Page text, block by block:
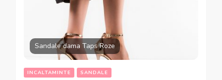
Sandale dama Taps Roze
INCALTAMINTE SANDALE